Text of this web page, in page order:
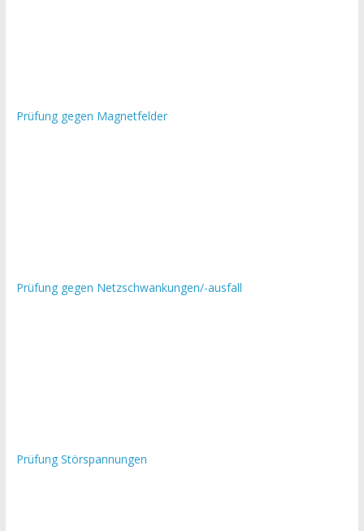
Prüfung gegen Magnetfelder
Prüfung gegen Netzschwankungen/-ausfall
Prüfung Störspannungen